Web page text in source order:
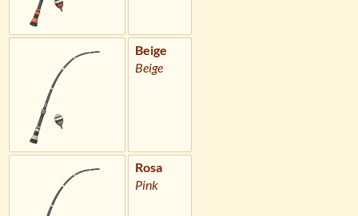
Beige
Beige
Rosa
Pink